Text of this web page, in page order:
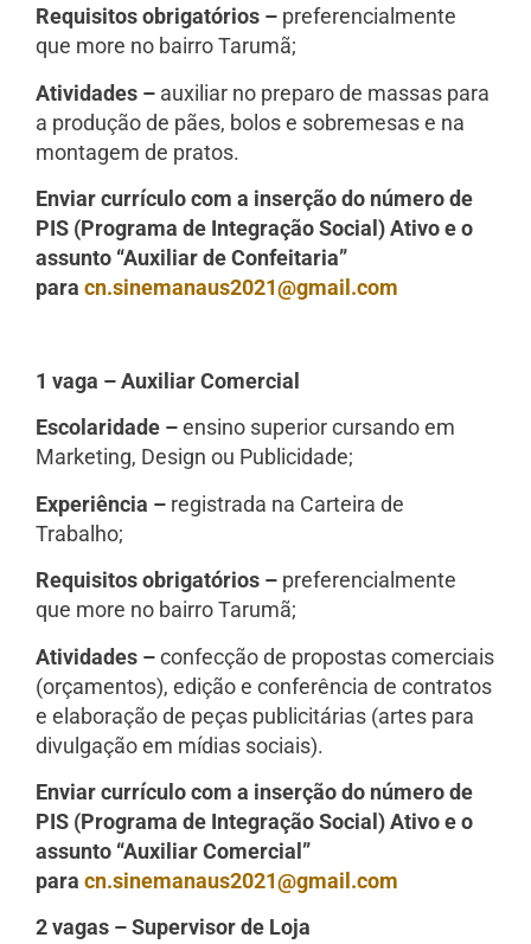
Requisitos obrigatórios – preferencialmente
que more no bairro Tarumã;
Atividades – auxiliar no preparo de massas para
a produção de pães, bolos e sobremesas e na
montagem de pratos.
Enviar currículo com a inserção do número de
PIS (Programa de Integração Social) Ativo e o
assunto “Auxiliar de Confeitaria”
para cn.sinemanaus2021@gmail.com
1 vaga – Auxiliar Comercial
Escolaridade –ensino superior cursando em
Marketing, Design ou Publicidade;
Experiência – registrada na Carteira de
Trabalho;
Requisitos obrigatórios – preferencialmente
que more no bairro Tarumã;
Atividades –confecção de propostas comerciais
(orçamentos), edição e conferência de contratos
e elaboração de peças publicitárias (artes para
divulgação em mídias sociais).
Enviar currículo com a inserção do número de
PIS (Programa de Integração Social) Ativo e o
assunto “Auxiliar Comercial”
para cn.sinemanaus2021@gmail.com
2 vagas – Supervisor de Loja